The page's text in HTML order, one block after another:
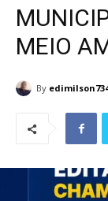
MEIO
By